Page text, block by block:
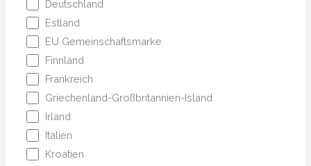
Deutschland
Estland
EU Gemeinschaftsmarke
Finnland
Frankreich
Griechenland-Großbritannien-Island
Irland
Italien
Kroatien